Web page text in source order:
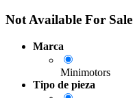
Not Available For Sale
Marca
Minimotors
Tipo de pieza